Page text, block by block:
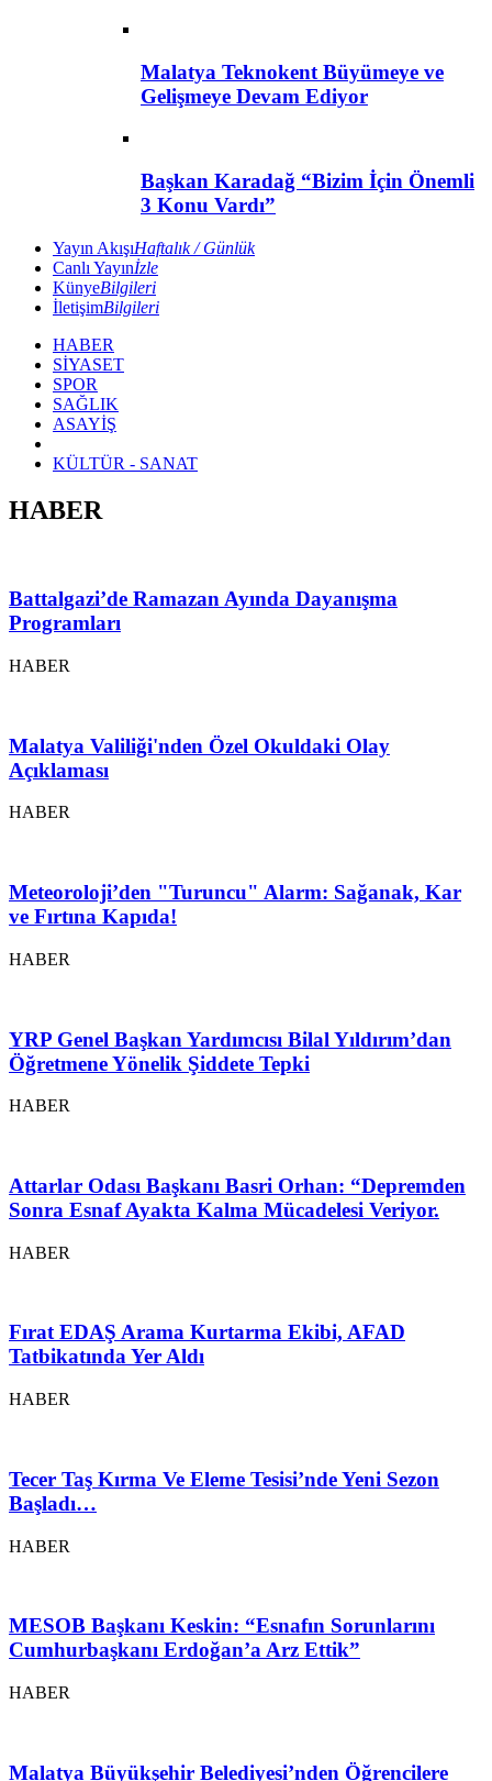
Malatya Teknokent Büyümeye ve
Gelişmeye Devam Ediyor
Başkan Karadağ “Bizim İçin Önemli
3 Konu Vardı”
Yayın AkışıHaftalık / Günlük
Canlı Yayınİzle
KünyeBilgileri
İletişimBilgileri
HABER
SİYASET
SPOR
SAĞLIK
ASAYİŞ
KÜLTÜR - SANAT
HABER
Battalgazi’de Ramazan Ayında Dayanışma
Programları
HABER
Malatya Valiliği'nden Özel Okuldaki Olay
Açıklaması
HABER
Meteoroloji’den "Turuncu" Alarm: Sağanak, Kar
ve Fırtına Kapıda!
HABER
YRP Genel Başkan Yardımcısı Bilal Yıldırım’dan
Öğretmene Yönelik Şiddete Tepki
HABER
Attarlar Odası Başkanı Basri Orhan: “Depremden
Sonra Esnaf Ayakta Kalma Mücadelesi Veriyor.
HABER
Fırat EDAŞ Arama Kurtarma Ekibi, AFAD
Tatbikatında Yer Aldı
HABER
Tecer Taş Kırma Ve Eleme Tesisi’nde Yeni Sezon
Başladı…
HABER
MESOB Başkanı Keskin: “Esnafın Sorunlarını
Cumhurbaşkanı Erdoğan’a Arz Ettik”
HABER
Malatya Büyükşehir Belediyesi’nden Öğrencilere